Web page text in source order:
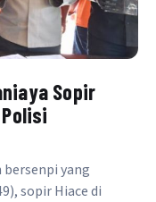
Sopir
yang
sopir Hiace di